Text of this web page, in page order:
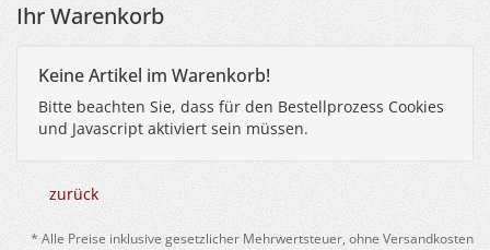
Ihr Warenkorb
Keine Artikel im Warenkorb!
Bitte beachten Sie, dass für den Bestellprozess Cookies
und Javascript aktiviert sein müssen.
zurück
* Alle Preise inklusive gesetzlicher Mehrwertsteuer, ohne Versandkosten